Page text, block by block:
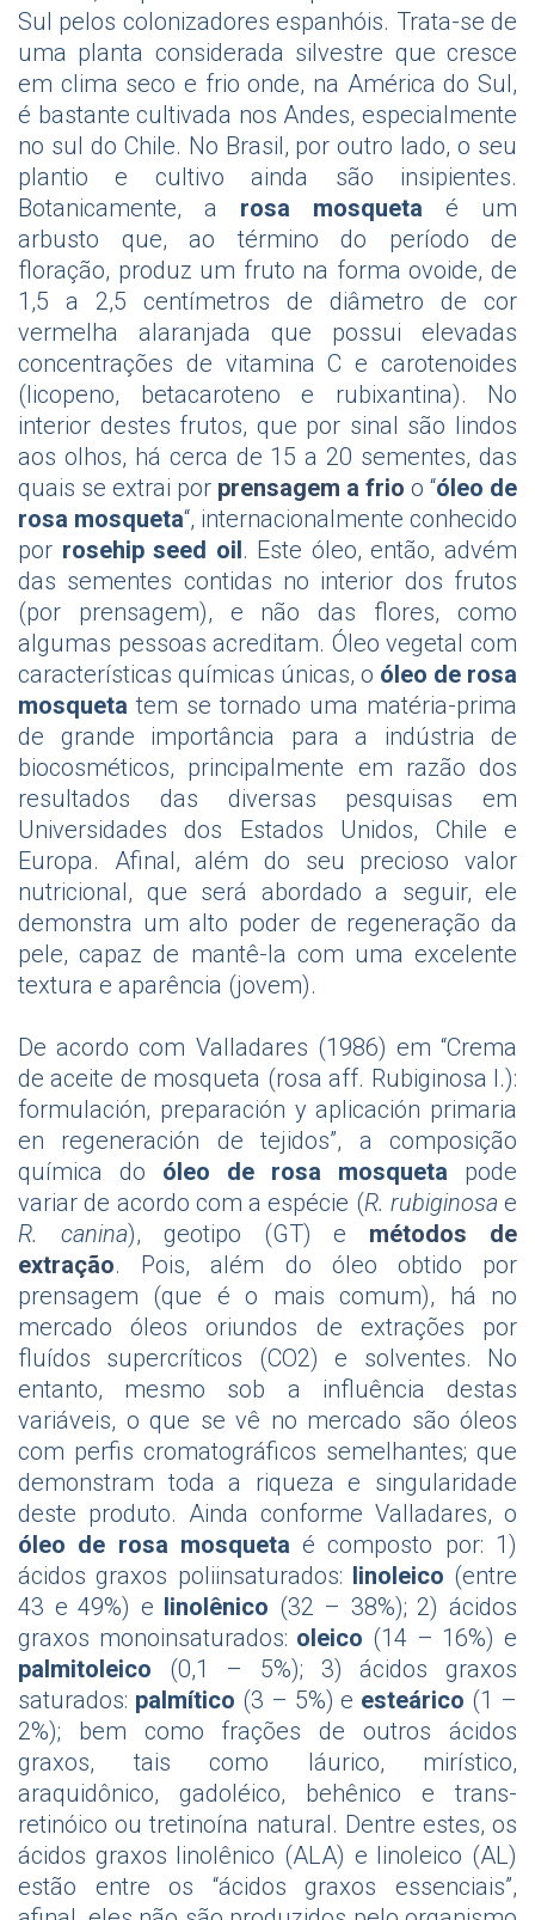
Sul pelos colonizadores espanhóis. Trata-se de
uma planta considerada silvestre que cresce
em clima seco e frio onde, na América do Sul,
é bastante cultivada nos Andes, especialmente
no sul do Chile. No Brasil, por outro lado, o seu
plantio e cultivo ainda são insipientes.
Botanicamente, a rosa mosqueta é um
arbusto que, ao término do período de
floração, produz um fruto na forma ovoide, de
1,5 a 2,5 centímetros de diâmetro de cor
vermelha alaranjada que possui elevadas
concentrações de vitamina C e carotenoides
(licopeno, betacaroteno e rubixantina). No
interior destes frutos, que por sinal são lindos
aos olhos, há cerca de 15 a 20 sementes, das
quais se extrai por prensagem a frio o “óleo de
rosa mosqueta“, internacionalmente conhecido
por rosehip seed oil. Este óleo, então, advém
das sementes contidas no interior dos frutos
(por prensagem), e não das flores, como
algumas pessoas acreditam. Óleo vegetal com
características químicas únicas, o óleo de rosa
mosqueta tem se tornado uma matéria-prima
de grande importância para a indústria de
biocosméticos, principalmente em razão dos
resultados das diversas pesquisas em
Universidades dos Estados Unidos, Chile e
Europa. Afinal, além do seu precioso valor
nutricional, que será abordado a seguir, ele
demonstra um alto poder de regeneração da
pele, capaz de mantê-la com uma excelente
textura e aparência (jovem).
De acordo com Valladares (1986) em “Crema
de aceite de mosqueta (rosa aff. Rubiginosa l.):
formulación, preparación y aplicación primaria
en regeneración de tejidos”, a composição
química do óleo de rosa mosqueta pode
variar de acordo com a espécie (R. rubiginosa e
R. canina), geotipo (GT) e métodos de
extração. Pois, além do óleo obtido por
prensagem (que é o mais comum), há no
mercado óleos oriundos de extrações por
fluídos supercríticos (CO2) e solventes. No
entanto, mesmo sob a influência destas
variáveis, o que se vê no mercado são óleos
com perfis cromatográficos semelhantes; que
demonstram toda a riqueza e singularidade
deste produto. Ainda conforme Valladares, o
óleo de rosa mosqueta é composto por: 1)
ácidos graxos poliinsaturados: linoleico (entre
43 e 49%) e linolênico (32 – 38%); 2) ácidos
graxos monoinsaturados: oleico (14 – 16%) e
palmitoleico (0,1 – 5%); 3) ácidos graxos
saturados: palmítico (3 – 5%) e esteárico (1 –
2%); bem como frações de outros ácidos
graxos, tais como láurico, mirístico,
araquidônico, gadoléico, behênico e trans-
retinóico ou tretinoína natural. Dentre estes, os
ácidos graxos linolênico (ALA) e linoleico (AL)
estão entre os “ácidos graxos essenciais”,